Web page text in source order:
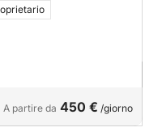
A partire da 450 € /giorno